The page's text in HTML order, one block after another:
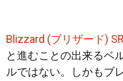
Blizzard (ブリザード)
と進むことの出来るベ
ルではない。しかもブ